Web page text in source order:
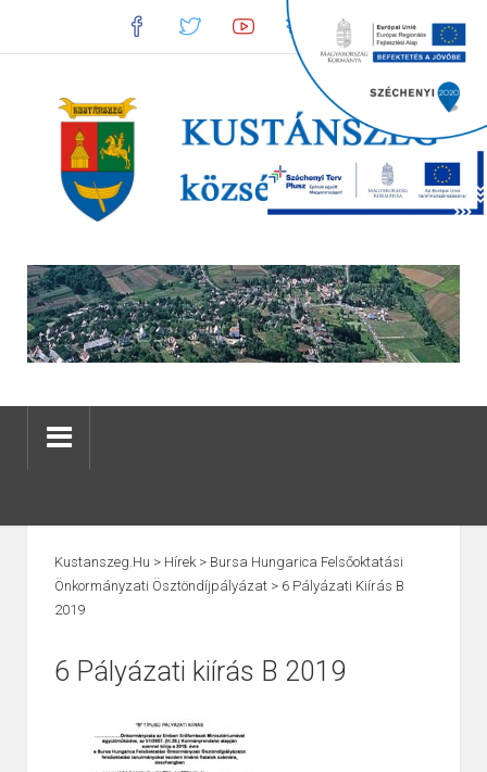
Kustanszeg.hu > Hírek > Bursa Hungarica Felsőoktatási
Önkormányzati Ösztöndíjpályázat > 6 Pályázati Kiírás B
2019
6 Pályázati kiírás B 2019